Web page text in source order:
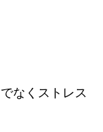
なくストレス